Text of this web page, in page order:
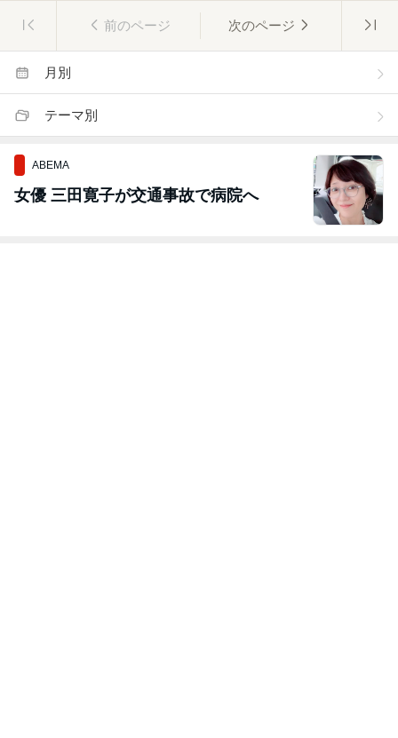
前のページ 次のページ
月別
テーマ別
ABEMA
女優 三田寛子が交通事故で病院へ